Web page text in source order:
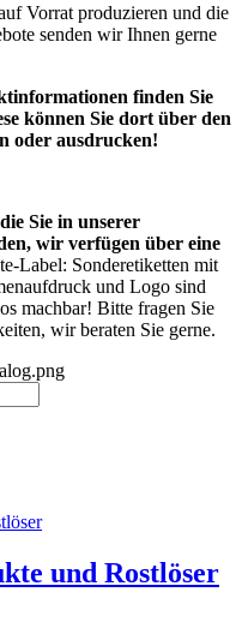
Vorrat produzieren und die
senden wir Ihnen gerne
finden Sie
können Sie dort über den
oder ausdrucken!
Sie in unserer
wir verfügen über eine
Label: Sonderetiketten mit
und Logo sind
machbar! Bitte fragen Sie
wir beraten Sie gerne.
und Rostlöser